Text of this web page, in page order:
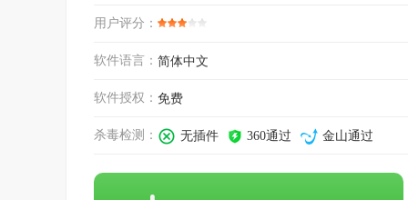
用户评分：
软件语言： 简体中文
软件授权： 免费
杀毒检测： 无插件 360通过 金山通过